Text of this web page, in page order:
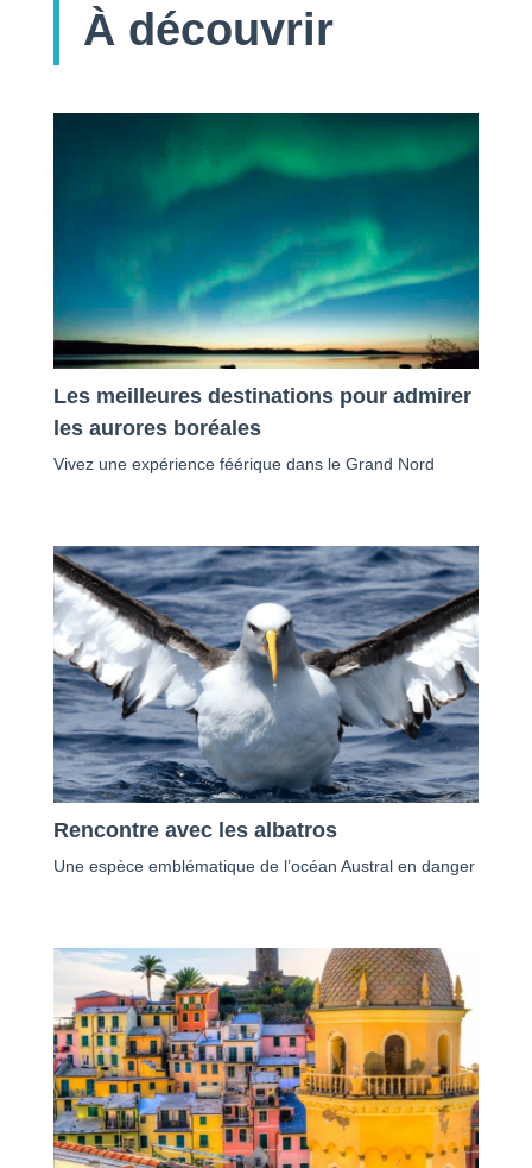
À découvrir
Les meilleures destinations pour admirer
les aurores boréales
Vivez une expérience féérique dans le Grand Nord
Rencontre avec les albatros
Une espèce emblématique de l’océan Austral en danger